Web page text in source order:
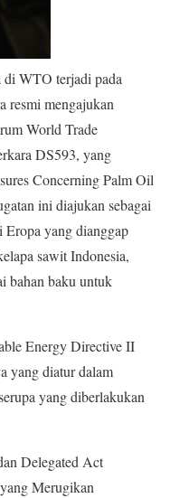
WTO terjadi pada
resmi mengajukan
World Trade
DS593, yang
Concerning Palm Oil
ini diajukan sebagai
Eropa yang dianggap
sawit Indonesia,
bahan baku untuk
Energy Directive II
yang diatur dalam
yang diberlakukan
Delegated Act
Merugikan